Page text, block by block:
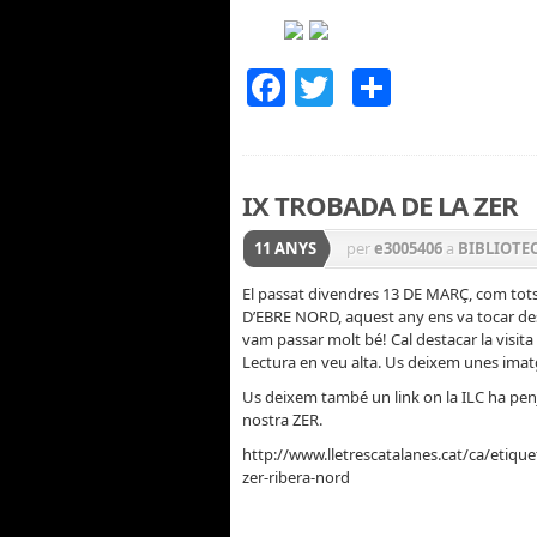
Facebook
Twitter
IX TROBADA DE LA ZER
11 ANYS pere3005406 a
El passat divendres 13 DE MARÇ, com
D’EBRE NORD, aquest any ens va tocar
vam passar molt bé! Cal destacar la
Lectura en veu alta. Us deixem unes
Us deixem també un link on la ILC ha
nostra ZER.
http://www.lletrescatalanes.cat/ca/
zer-ribera-nord